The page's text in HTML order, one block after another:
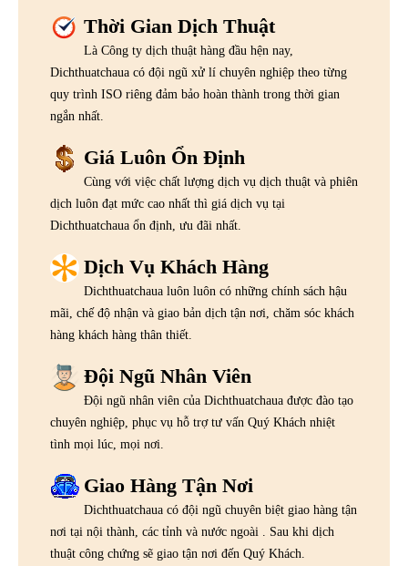
Thời Gian Dịch Thuật
Là Công ty dịch thuật hàng đầu hện nay,
Dichthuatchaua có đội ngũ xử lí chuyên nghiệp theo từng
quy trình ISO riêng đảm bảo hoàn thành trong thời gian
ngắn nhất.
Giá Luôn Ổn Định
Cùng với việc chất lượng dịch vụ dịch thuật và phiên
dịch luôn đạt mức cao nhất thì giá dịch vụ tại
Dichthuatchaua ổn định, ưu đãi nhất.
Dịch Vụ Khách Hàng
Dichthuatchaua luôn luôn có những chính sách hậu
mãi, chế độ nhận và giao bản dịch tận nơi, chăm sóc khách
hàng khách hàng thân thiết.
Đội Ngũ Nhân Viên
Đội ngũ nhân viên của Dichthuatchaua được đào tạo
chuyên nghiệp, phục vụ hỗ trợ tư vấn Quý Khách nhiệt
tình mọi lúc, mọi nơi.
Giao Hàng Tận Nơi
Dichthuatchaua có đội ngũ chuyên biệt giao hàng tận
nơi tại nội thành, các tỉnh và nước ngoài . Sau khi dịch
thuật công chứng sẽ giao tận nơi đến Quý Khách.